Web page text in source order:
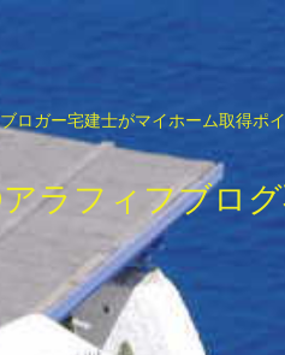
ロガー宅建士がマイホーム取得ポ
ラフィフブロ